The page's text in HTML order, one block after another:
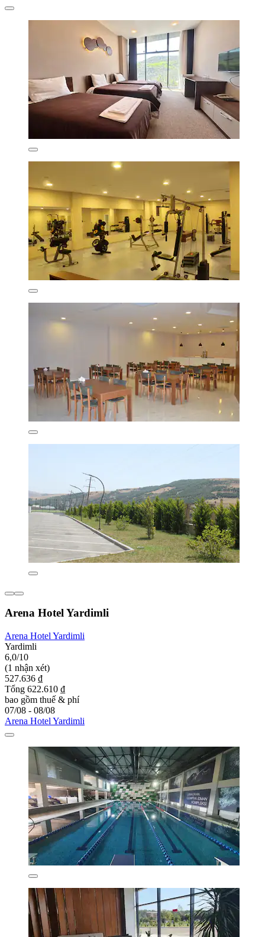
Arena Hotel Yardimli
Arena Hotel Yardimli
Yardimli
6,0/10
(1 nhận xét)
527.636 ₫
Tổng 622.610 ₫
bao gồm thuế & phí
07/08 - 08/08
Arena Hotel Yardimli